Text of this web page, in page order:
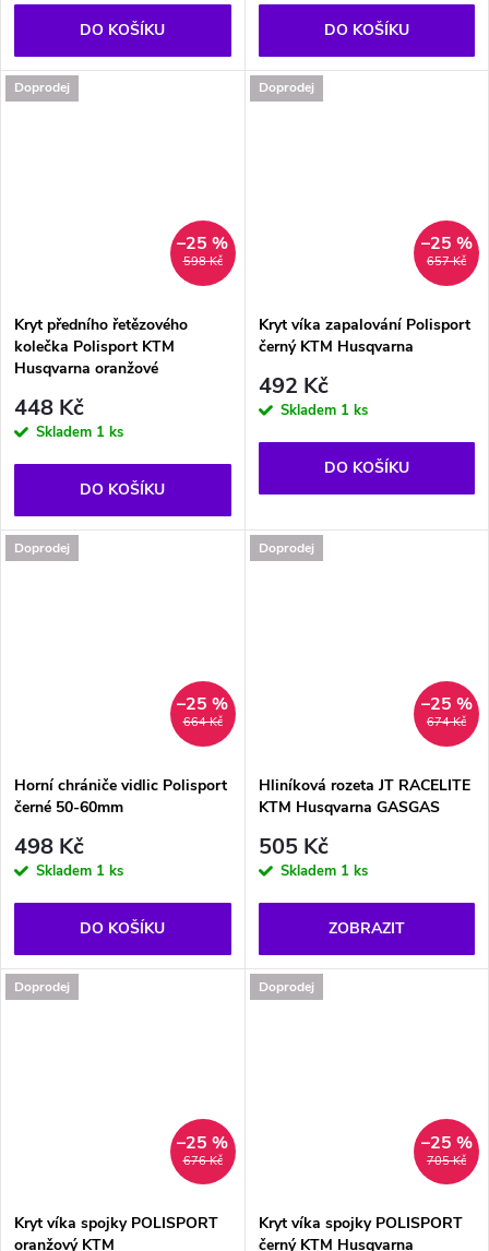
DO KOŠÍKU DO KOŠÍKU
Doprodej
598 Kč
–25 %
Kryt předního řetězového
kolečka Polisport KTM
Husqvarna oranžové
448 Kč
Skladem 1 ks
DO KOŠÍKU
Doprodej
657 Kč
–25 %
Kryt víka zapalování Polisport
černý KTM Husqvarna
492 Kč
Skladem 1 ks
DO KOŠÍKU
Doprodej
664 Kč
–25 %
Horní chrániče vidlic Polisport
černé 50-60mm
498 Kč
Skladem 1 ks
DO KOŠÍKU
Doprodej
674 Kč
–25 %
Hliníková rozeta JT RACELITE
KTM Husqvarna GASGAS
505 Kč
Skladem 1 ks
ZOBRAZIT
Doprodej
676 Kč
–25 %
Kryt víka spojky POLISPORT
oranžový KTM
Doprodej
705 Kč
–25 %
Kryt víka spojky POLISPORT
černý KTM Husqvarna